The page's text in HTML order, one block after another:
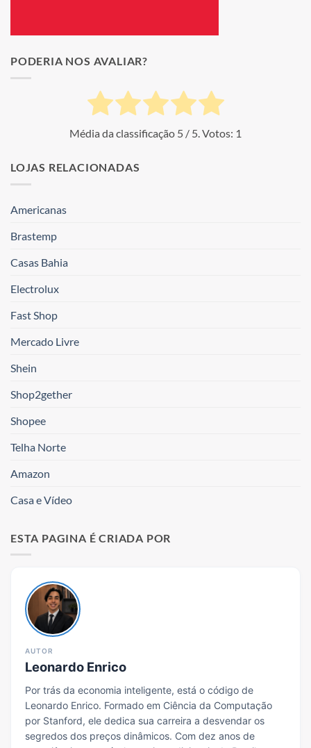
PODERIA NOS AVALIAR?
Média da classificação 5 / 5. Votos: 1
LOJAS RELACIONADAS
Americanas
Brastemp
Casas Bahia
Electrolux
Fast Shop
Mercado Livre
Shein
Shop2gether
Shopee
Telha Norte
Amazon
Casa e Vídeo
ESTA PAGINA É CRIADA POR
AUTOR
Leonardo Enrico
Por trás da economia inteligente, está o código de
Leonardo Enrico. Formado em Ciência da Computação
por Stanford, ele dedica sua carreira a desvendar os
segredos dos preços dinâmicos. Com dez anos de